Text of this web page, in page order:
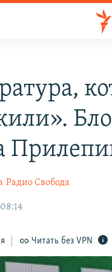
Радио Свобода
Читать без VPN